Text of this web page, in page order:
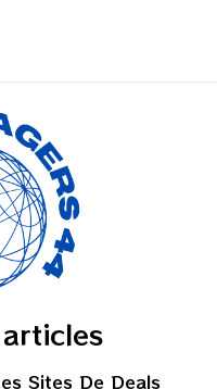
Sites De Deals